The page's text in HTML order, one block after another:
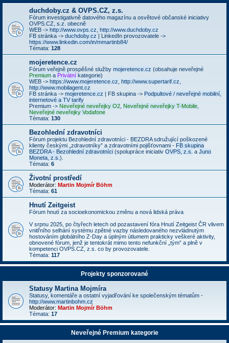
duchdoby.cz & OVPS.CZ, z.s.
Fórum investigativně datového magazínu a osvětové občanské iniciativy
OVPS.CZ, s.z. obecně
WEB -> http://www.ovps.cz http://www.duchdoby.cz
FB stránka -> duchdoby.cz | LinkedIn provozovatele ->
https://www.linkedin.com/in/mmartinb84/
Témata: 128
mojeretence.cz
Fórum veřejně prospěšné služby mojeretence.cz (obsahuje neveřejné
Premium a Privátní kategorie)
WEB -> https://www.mojeretence.cz http://www.supertarif.cz
http://www.mobilagent.cz
FB stránka -> mojeretence.cz | FB skupina -> Podpultové / neveřejné mobilní,
internetové a TV tarify
Premium -> Neveřejné neveřejky O2 Neveřejné neveřejky T-Mobile
Neveřejné neveřejky Vodafone
Témata: 130
Bezohlední zdravotníci
Fórum projektu Bezohlední zdravotníci - BEZDRA sdružující poškozené
klienty českými „zdravotníky” a zdravotními pojišťovnami - FB skupina
BEZDRA - Bezohlední zdravotníci (spolupráce iniciativ OVPS, z.s. a Juno
Moneta, z.s. ).
Témata: 6
Životní prostředí
Moderátor: Martin Mojmír Böhm
Témata: 61
Hnutí Zeitgeist
Fórum hnutí za socioekonomickou změnu a nová lidská práva
V srpnu 2025, po čtyřech letech od pozastavení fóra Hnutí Zeitgeist ČR vlivem
vnitřního selhání systému zpětné vazby následovaného nezvládnutým
hostováním globálního Z-Day a úplným útlumem prakticky veškeré aktivity,
obnovené fórum, jenž je tentokrát mimo tento nefunkční „tým” a plně v
kompetenci OVPS.CZ, z.s. co by provozovatele.
Témata: 117
Projekty sponzorované
Statusy Martina Mojmíra
Statusy, komentáře a ostatní vyjadřování ke společenským tématům -
http://www.martinbohm.cz
Moderátor: Martin Mojmír Böhm
Témata: 17
Neveřejné Premium kategorie